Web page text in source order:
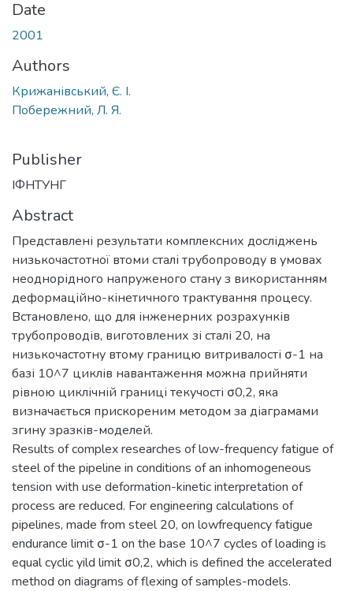
Date
2001
Authors
Крижанівський, Є. І.
Побережний, Л. Я.
Publisher
ІФНТУНГ
Abstract
Представлені результати комплексних досліджень
низькочастотної втоми сталі трубопроводу в умовах
неоднорідного напруженого стану з використанням
деформаційно-кінетичного трактування процесу.
Встановлено, що для інженерних розрахунків
трубопроводів, виготовлених зі сталі 20, на
низькочастотну втому границю витривалості σ-1 на
базі 10^7 циклів навантаження можна прийняти
рівною циклічній границі текучості σ0,2, яка
визначається прискореним методом за діаграмами
згину зразків-моделей.
Results of complex researches of low-frequency fatigue of
steel of the pipeline in conditions of an inhomogeneous
tension with use deformation-kinetic interpretation of
process are reduced. For engineering calculations of
pipelines, made from steel 20, on lowfrequency fatigue
endurance limit σ-1 on the base 10^7 cycles of loading is
equal cyclic yild limit σ0,2, which is defined the accelerated
method on diagrams of flexing of samples-models.